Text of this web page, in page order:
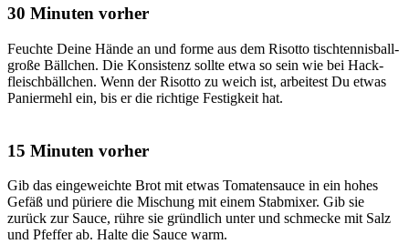
30 Minuten vorher
Feuch­te Dei­ne Hän­de an und for­me aus dem Risot­to tisch­ten­nis­ball­
gro­ße Bäll­chen. Die Kon­sis­tenz soll­te etwa so sein wie bei Hack­
fleisch­bäll­chen. Wenn der Risot­to zu weich ist, arbei­test Du etwas
Panier­mehl ein, bis er die rich­ti­ge Fes­tig­keit hat.
15 Minuten vorher
Gib das ein­ge­weich­te Brot mit etwas Toma­ten­sauce in ein hohes
Gefäß und pürie­re die Mischung mit einem Stab­mi­xer. Gib sie
zurück zur Sau­ce, rüh­re sie gründ­lich unter und schme­cke mit Salz
und Pfef­fer ab. Hal­te die Sau­ce warm.